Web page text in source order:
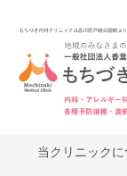
当クリニックに